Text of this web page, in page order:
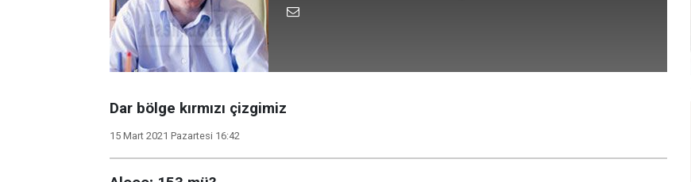
Dar bölge kırmızı çizgimiz
15 Mart 2021 Pazartesi 16:42